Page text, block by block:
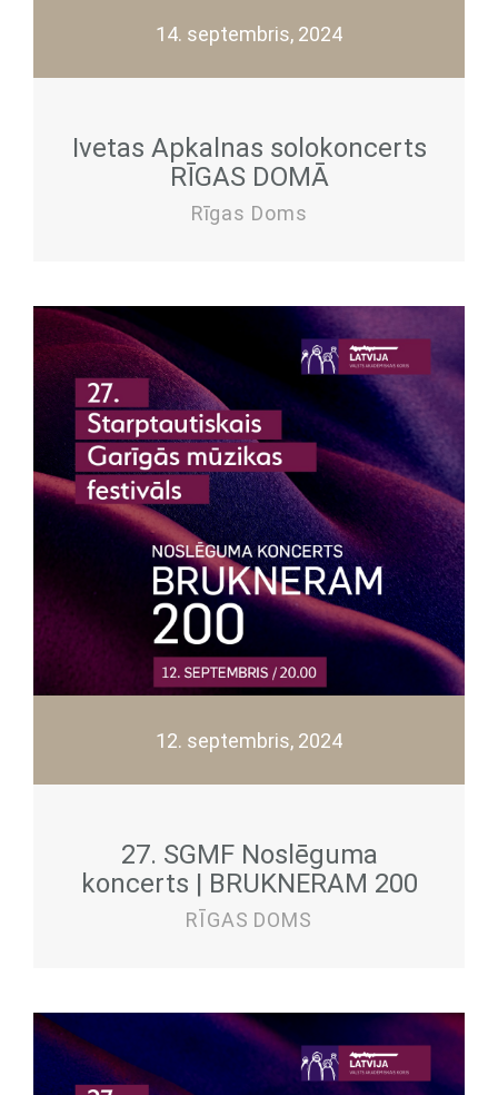
14. septembris, 2024
Ivetas Apkalnas solokoncerts
RĪGAS DOMĀ
Rīgas Doms
12. septembris, 2024
27. SGMF Noslēguma
koncerts | BRUKNERAM 200
RĪGAS DOMS